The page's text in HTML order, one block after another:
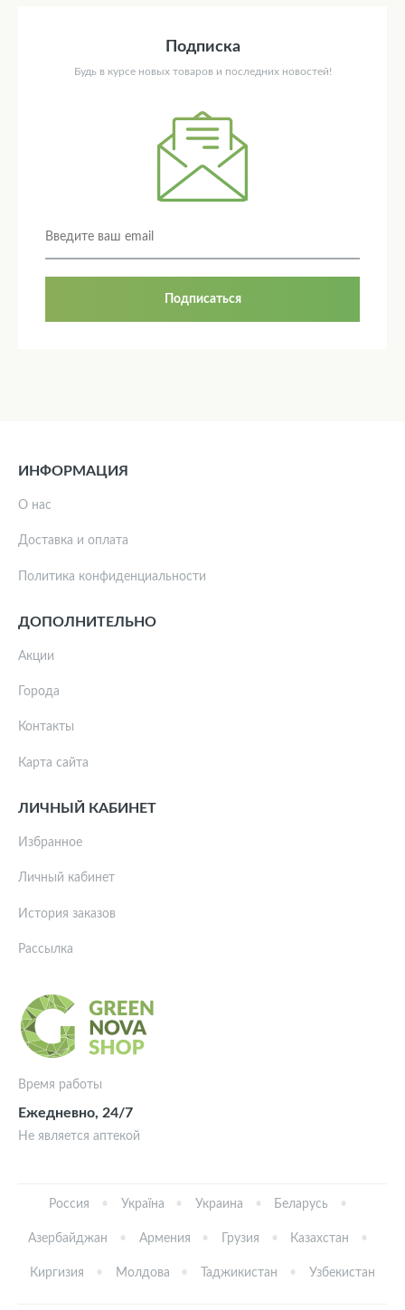
Подписка
Будь в курсе новых товаров и последних новостей!
Подписаться
Время работы
Ежедневно, 24/7
Не является аптекой
ИНФОРМАЦИЯ
О нас
Доставка и оплата
Политика конфиденциальности
ДОПОЛНИТЕЛЬНО
Акции
Города
Контакты
Карта сайта
ЛИЧНЫЙ КАБИНЕТ
Избранное
Личный кабинет
История заказов
Рассылка
Россия Україна Украина Беларусь
Азербайджан Армения Грузия Казахстан
Киргизия Молдова Таджикистан Узбекистан